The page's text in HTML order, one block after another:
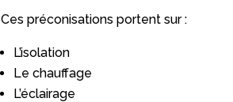
Ces préconisations portent sur :
L’isolation
Le chauffage
L’éclairage